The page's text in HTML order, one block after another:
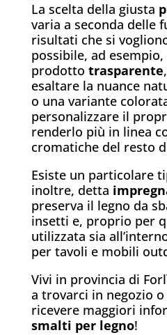
La scelta della giusta
varia a seconda delle
risultati che si
possibile, ad
prodotto trasparente
esaltare la nuance
o una variante
personalizzare il
renderlo più in linea
cromatiche del resto
Esiste un particolare
inoltre, detta
preserva il legno da
insetti e, proprio per
utilizzata sia
per tavoli e mobili
Vivi in provincia di
a trovarci in negozio o
ricevere maggiori
smalti per legno!